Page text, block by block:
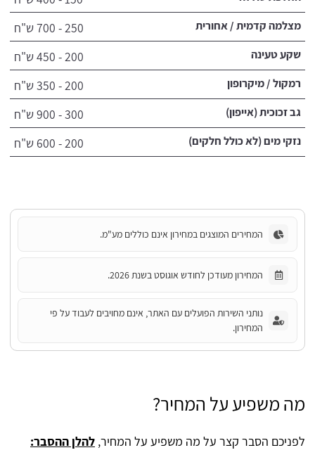
מצלמה קדמית / אחורית 250 - 700 ש"ח
שקע טעינה 200 - 450 ש"ח
רמקול / מיקרופון 200 - 350 ש"ח
גב זכוכית (אייפון) 300 - 900 ש"ח
נזקי מים (לא כולל חלקים) 200 - 600 ש"ח
המחירים המוצגים במחירון אינם כוללים מע"מ.
המחירון מעודכן לחודש אוגוסט בשנת 2026.
נותני השירות הפועלים עם האתר, אינם מחויבים לעבוד על פי
המחירון.
מה משפיע על המחיר?
לפניכם הסבר קצר על מה משפיע על המחיר, להלן ההסבר: